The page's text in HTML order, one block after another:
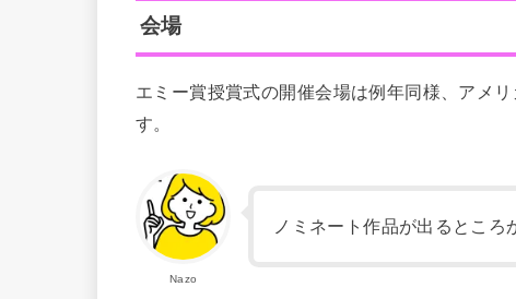
会場
エミー賞授賞式の開催会場は例年同様、アメ
す。
Nazo
ノミネート作品が出るところ